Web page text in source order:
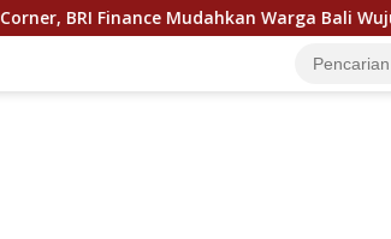
Warga Bali Wujudkan Mobil Impian